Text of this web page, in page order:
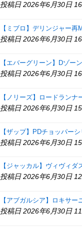
投稿日 2026年6月30日
【ミブロ】デリンジャー
投稿日 2026年6月30日
【エバーグリーン】Dゾー
投稿日 2026年6月30日
【ノリーズ】ロードラン
投稿日 2026年6月30日
【ザップ】PDチョッパー
投稿日 2026年6月30日
【ジャッカル】ヴィヴィ
投稿日 2026年6月30日
【アブガルシア】ロキサ
投稿日 2026年6月30日